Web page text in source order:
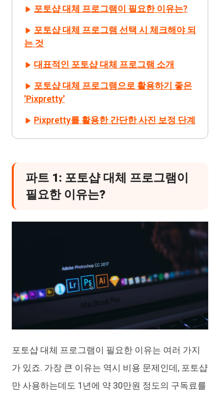
포토샵 대체 프로그램이 필요한 이유는?
포토샵 대체 프로그램 선택 시 체크해야 되
는 것
대표적인 포토샵 대체 프로그램 소개
포토샵 대체 프로그램으로 활용하기 좋은
'Pixpretty'
Pixpretty를 활용한 간단한 사진 보정 단계
파트 1: 포토샵 대체 프로그램이
필요한 이유는?
포토샵 대체 프로그램이 필요한 이유는 여러 가지
가 있죠. 가장 큰 이유는 역시 비용 문제인데, 포토샵
만 사용하는데도 1년에 약 30만원 정도의 구독료를